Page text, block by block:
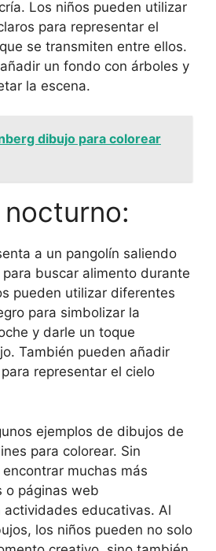
Los niños pueden utilizar
para representar el
se transmiten entre ellos.
un fondo con árboles y
la escena.
dibujo para colorear
a un pangolín saliendo
buscar alimento durante
pueden utilizar diferentes
para simbolizar la
y darle un toque
También pueden añadir
representar el cielo
ejemplos de dibujos de
para colorear. Sin
muchas más
o páginas web
actividades educativas. Al
los niños pueden no solo